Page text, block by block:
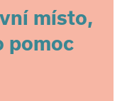
místo,
pomoc